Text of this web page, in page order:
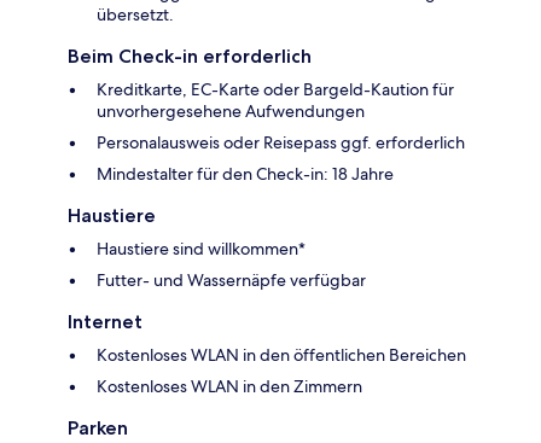
übersetzt.
Beim Check-in erforderlich
Kreditkarte, EC-Karte oder Bargeld-Kaution für
unvorhergesehene Aufwendungen
Personalausweis oder Reisepass ggf. erforderlich
Mindestalter für den Check-in: 18 Jahre
Haustiere
Haustiere sind willkommen*
Futter- und Wassernäpfe verfügbar
Internet
Kostenloses WLAN in den öffentlichen Bereichen
Kostenloses WLAN in den Zimmern
Parken